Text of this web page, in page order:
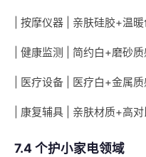
| 按摩仪器 | 亲肤硅胶+温
| 健康监测 | 简约白+磨砂
| 医疗设备 | 医疗白+金属
| 康复辅具 | 亲肤材质+高
7.4 个护小家电领域